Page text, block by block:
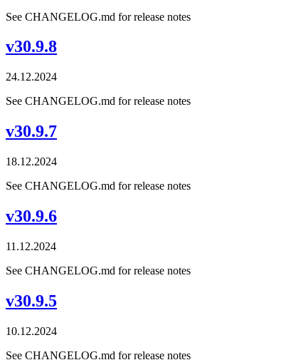
See CHANGELOG.md for release notes
v30.9.8
24.12.2024
See CHANGELOG.md for release notes
v30.9.7
18.12.2024
See CHANGELOG.md for release notes
v30.9.6
11.12.2024
See CHANGELOG.md for release notes
v30.9.5
10.12.2024
See CHANGELOG.md for release notes